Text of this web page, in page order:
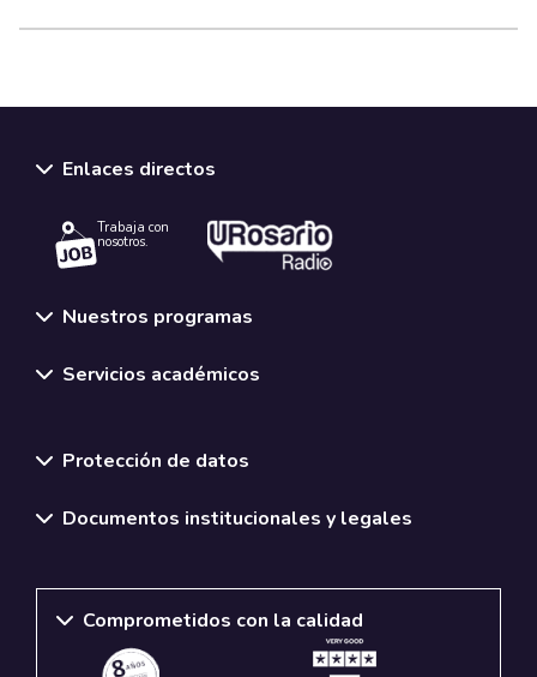
Enlaces directos
Trabaja con
nosotros.
Nuestros programas
Servicios académicos
Protección de datos
Documentos institucionales y legales
Comprometidos con la calidad